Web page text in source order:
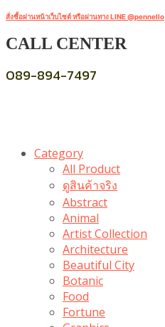
สั่งซื้อผ่านหน้าเว็บไซต์ หรือผ่านทาง LINE @pennello
CALL CENTER
089-894-7497
Category
All Product
ดูสินค้าจริง
Abstract
Animal
Artist Collection
Architecture
Beautiful City
Botanic
Food
Fortune